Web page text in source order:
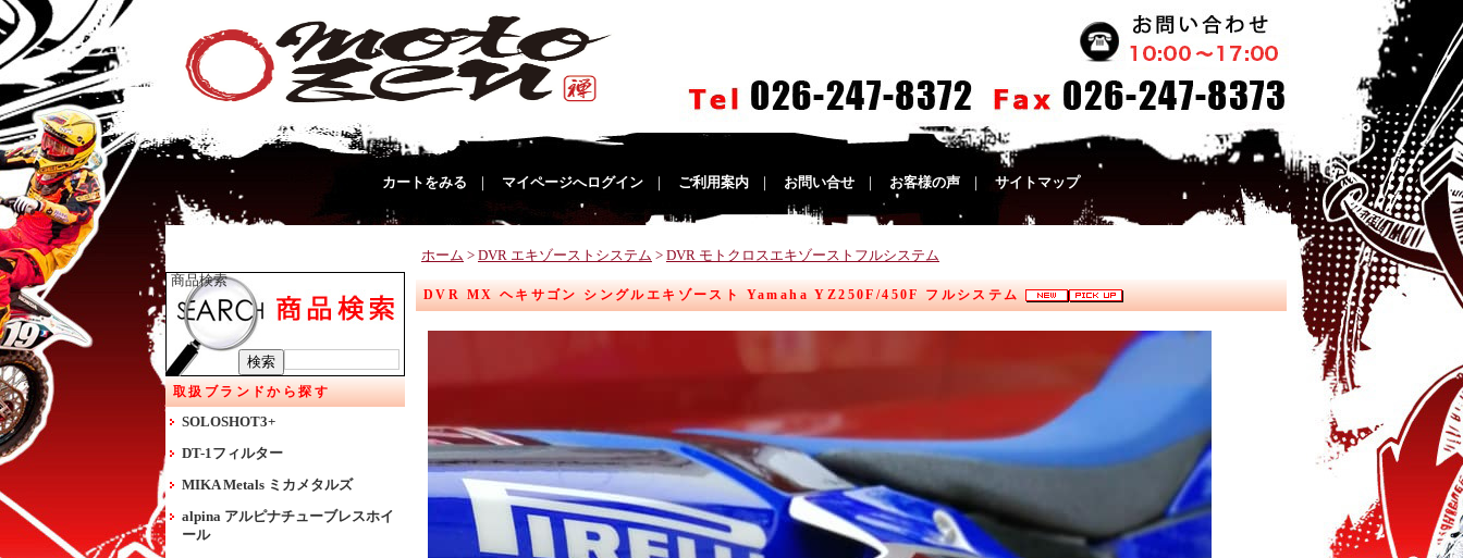
カートをみる マイページへログイン ご利用案内 お問い合せ お客様の声 サイトマップ
商品検索
取扱ブランドから探す
SOLOSHOT3+
DT-1フィルター
MIKA Metals ミカメタルズ
alpina アルピナチューブレスホイ
ール
ホーム > DVR エキゾーストシステム > DVR モトクロスエキゾーストフルシステム
DVR MX ヘキサゴン シングルエキゾースト Yamaha YZ250F/450F フルシステム